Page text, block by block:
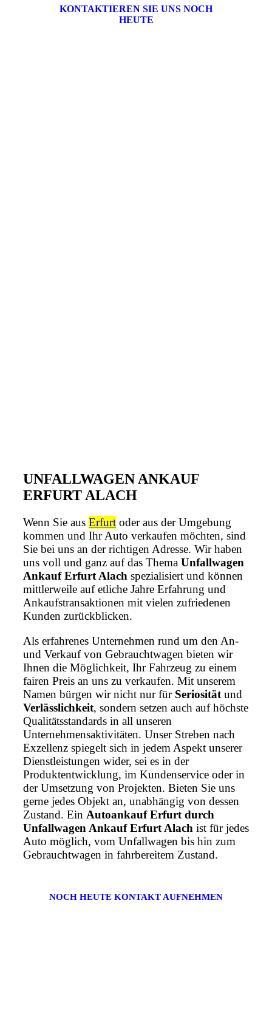
KONTAKTIEREN SIE UNS NOCH
HEUTE
UNFALLWAGEN ANKAUF
ERFURT ALACH
Wenn Sie aus Erfurt oder aus der Umgebung
kommen und Ihr Auto verkaufen möchten, sind
Sie bei uns an der richtigen Adresse. Wir haben
uns voll und ganz auf das Thema Unfallwagen
Ankauf Erfurt Alach spezialisiert und können
mittlerweile auf etliche Jahre Erfahrung und
Ankaufstransaktionen mit vielen zufriedenen
Kunden zurückblicken.
Als erfahrenes Unternehmen rund um den An-
und Verkauf von Gebrauchtwagen bieten wir
Ihnen die Möglichkeit, Ihr Fahrzeug zu einem
fairen Preis an uns zu verkaufen. Mit unserem
Namen bürgen wir nicht nur für Seriosität und
Verlässlichkeit, sondern setzen auch auf höchste
Qualitätsstandards in all unseren
Unternehmensaktivitäten. Unser Streben nach
Exzellenz spiegelt sich in jedem Aspekt unserer
Dienstleistungen wider, sei es in der
Produktentwicklung, im Kundenservice oder in
der Umsetzung von Projekten. Bieten Sie uns
gerne jedes Objekt an, unabhängig von dessen
Zustand. Ein Autoankauf Erfurt durch
Unfallwagen Ankauf Erfurt Alach ist für jedes
Auto möglich, vom Unfallwagen bis hin zum
Gebrauchtwagen in fahrbereitem Zustand.
NOCH HEUTE KONTAKT AUFNEHMEN